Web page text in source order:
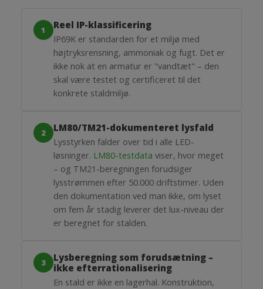
1 Reel IP-klassificering
IP69K er standarden for et miljø med
højtryksrensning, ammoniak og fugt. Det er
ikke nok at en armatur er "vandtæt" – den
skal være testet og certificeret til det
konkrete staldmiljø.
2 LM80/TM21-dokumenteret lysfald
Lysstyrken falder over tid i alle LED-
løsninger. LM80-testdata viser, hvor meget
– og TM21-beregningen forudsiger
lysstrømmen efter 50.000 driftstimer. Uden
den dokumentation ved man ikke, om lyset
om fem år stadig leverer det lux-niveau der
er beregnet for stalden.
3
Lysberegning som forudsætning –
ikke efterrationalisering
En stald er ikke en lagerhal. Konstruktion,